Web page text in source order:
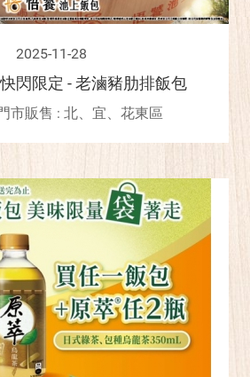
2025-11-28
閃限定 - 老滷豬肋排飯包
市販售 : 北、宜、花東區